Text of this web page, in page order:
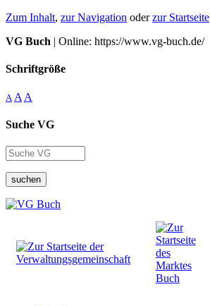
Zum Inhalt, zur Navigation oderzur Startseite
VG Buch | Online: https://www.vg-buch.de/
Schriftgröße
A A A
Suche VG
suchen